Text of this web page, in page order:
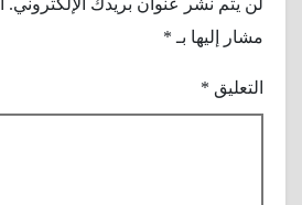
مشار إليها بـ *
التعليق *